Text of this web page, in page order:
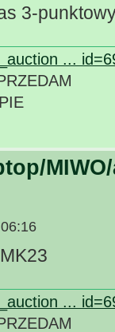
3-
...
...